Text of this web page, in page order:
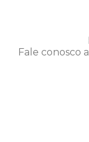
Fale conosco